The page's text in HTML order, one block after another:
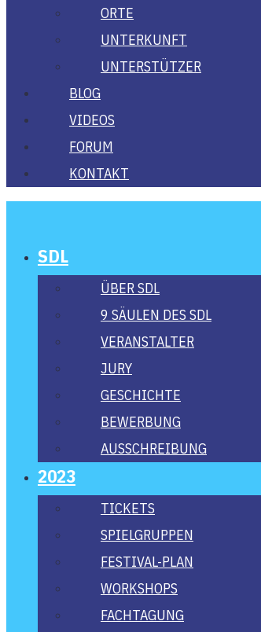
ORTE
UNTER­KUNFT
UNTER­STÜT­ZER
BLOG
VIDE­OS
FORUM
KON­TAKT
SDL
ÜBER SDL
9 SÄU­LEN DES SDL
VER­AN­STAL­TER
JURY
GESCHICH­TE
BEWER­BUNG
AUS­SCHREI­BUNG
2023
TICKETS
SPIEL­GRUP­PEN
FES­­TI­­VAL-PLAN
WORK­SHOPS
FACH­TA­GUNG